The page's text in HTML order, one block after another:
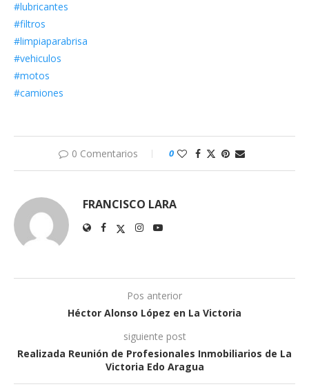
#lubricantes
#filtros
#limpiaparabrisa
#vehiculos
#motos
#camiones
0 Comentarios 0
FRANCISCO LARA
Pos anterior
Héctor Alonso López en La Victoria
siguiente post
Realizada Reunión de Profesionales Inmobiliarios de La
Victoria Edo Aragua